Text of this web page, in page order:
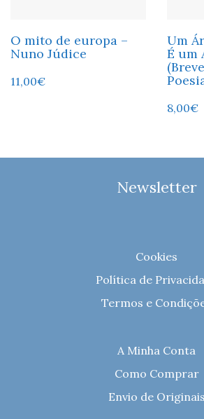
O mito de europa –
Nuno Júdice
11,00€
Um
É um
8,00€
Newsletter
Cookies
Política de
Termos e
A Minha Conta
Como Comprar
Envio de Originais